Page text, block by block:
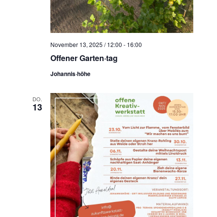
Offener Garten·tag
November 13, 2025 / 12:00 - 16:00
Johannis·höhe
DO.
13